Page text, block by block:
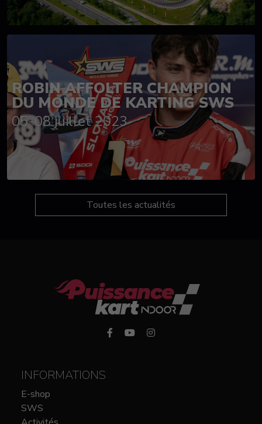
ROBIN AFFOLTER CHAMPION
DU MONDE DE KARTING SWS
05-08 juillet 2023
Toutes les actualités
INFORMATIONS
E-shop
SWS